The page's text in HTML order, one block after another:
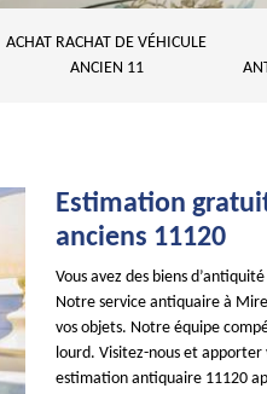
ACHAT RACHAT DE VÉHICULE
ANCIEN 11
Estimation
anciens 11120
Vous avez des biens
Notre service antiquaire à
vos objets. Notre équipe
lourd. Visitez-nous et
estimation antiquaire 11120